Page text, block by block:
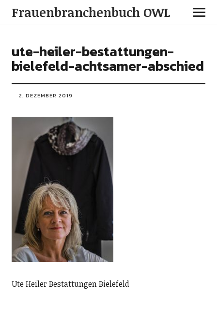
Frauenbranchenbuch OWL
ute-heiler-bestattungen-
bielefeld-achtsamer-abschied
2. DEZEMBER 2019
Ute Heiler Bestattungen Bielefeld